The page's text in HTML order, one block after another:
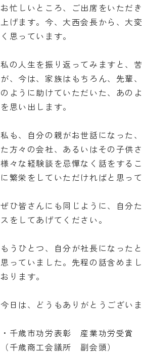
お忙しいところ、ご出席をいただ
上げます。今、大西会長から、大
く思っています。
私の人生を振り返ってみますと、
が、今は、家族はもちろん、先輩
のように助けていただいた、あの
を思い出します。
私も、自分の親がお世話になった
た方々の会社、あるいはその子供
様々な経験談を忌憚なく話をする
に繁栄をしていただければと思って
ぜひ皆さんにも同じように、自分
スをしてあげてください。
もうひとつ、自分が社長になった
思っていました。先程の話含めま
おります。
今日は、どうもありがとうございま
・千歳市功労表彰 産業功労受
（千歳商工会議所 副会頭）